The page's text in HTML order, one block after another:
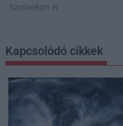
Szolnokon is
Kapcsolódó cikkek